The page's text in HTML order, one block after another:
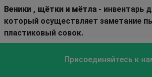
Веники , щётки и мётла - инвентарь
который осуществляет заметание
пластиковый совок.
Присоединяйтесь к